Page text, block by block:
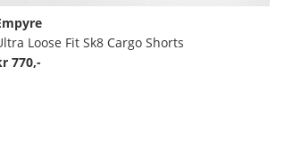
Loose Fit Sk8 Cargo Shorts
770,-